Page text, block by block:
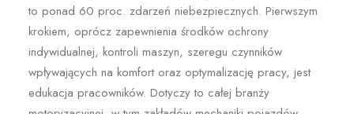
to ponad 60 proc. zdarzeń niebezpiecznych. Pierwszym
krokiem, oprócz zapewnienia środków ochrony
indywidualnej, kontroli maszyn, szeregu czynników
wpływających na komfort oraz optymalizację pracy, jest
edukacja pracowników. Dotyczy to całej branży